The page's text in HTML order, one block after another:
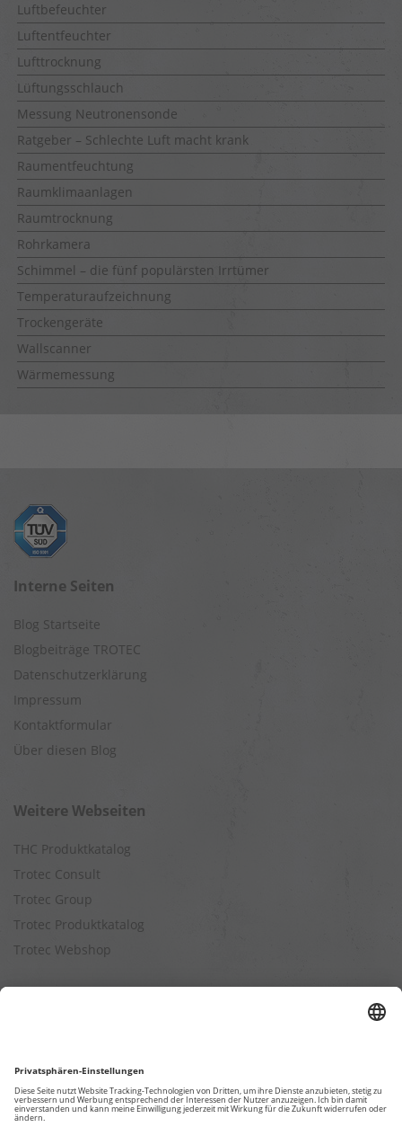
Luftbefeuchter
Luftentfeuchter
Lufttrocknung
Lüftungsschlauch
Messung Neutronensonde
Ratgeber – Schlechte Luft macht krank
Raumentfeuchtung
Raumklimaanlagen
Raumtrocknung
Rohrkamera
Schimmel – die fünf populärsten Irrtümer
Temperaturaufzeichnung
Trockengeräte
Wallscanner
Wärmemessung
Interne Seiten
Blog Startseite
Blogbeiträge TROTEC
Datenschutzerklärung
Impressum
Kontaktformular
Über diesen Blog
Weitere Webseiten
THC Produktkatalog
Trotec Consult
Trotec Group
Trotec Produktkatalog
Trotec Webshop
Entfeuchtungsleistung berechnen
Kapazitätsberechnung für Luftreiniger